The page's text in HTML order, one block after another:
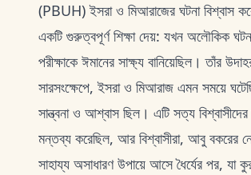
(PBUH) ইসরা ও মিআরাজের ঘটনা বিশ্বাস
একটি গুরুত্বপূর্ণ শিক্ষা দেয়: যখন অলৌকিক
পরীক্ষাকে ঈমানের সাক্ষ্য বানিয়েছিল। তাঁর
সারসংক্ষেপে, ইসরা ও মিআরাজ এমন সময়ে
সান্ত্বনা ও আশ্বাস ছিল। এটি সত্য
মন্তব্য করেছিল, আর বিশ্বাসীরা, আবু বকরের
সাহায্য অসাধারণ উপায়ে আসে ধৈর্যের পর,